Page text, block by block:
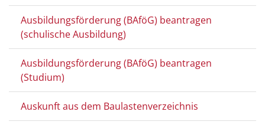
Ausbildungsförderung (BAföG) beantragen
(schulische Ausbildung)
Ausbildungsförderung (BAföG) beantragen
(Studium)
Auskunft aus dem Baulastenverzeichnis